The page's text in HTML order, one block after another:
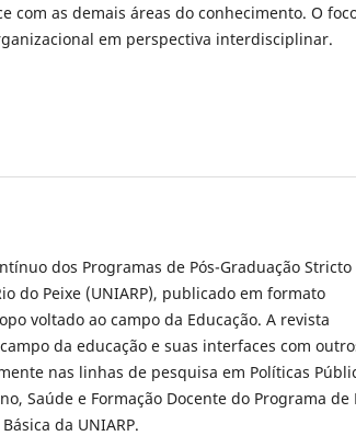
com as demais áreas do conhecimento. O
em perspectiva interdisciplinar.
dos Programas de Pós-Graduação Stricto
do Peixe (UNIARP), publicado em formato
voltado ao campo da Educação. A revista
da educação e suas interfaces com
nas linhas de pesquisa em Políticas
Saúde e Formação Docente do Programa de
da UNIARP.